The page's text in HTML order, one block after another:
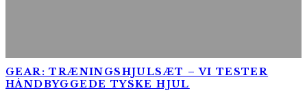
GEAR: TRÆNINGSHJULSÆT – VI TESTER
HÅNDBYGGEDE TYSKE HJUL